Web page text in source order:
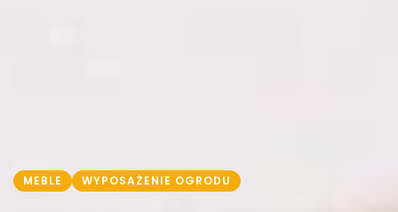
MEBLE WYPOSAŻENIE OGRODU